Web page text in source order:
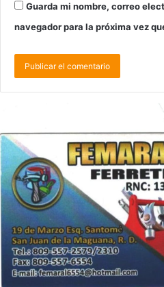
Guarda mi nombre, correo
navegador para la próxima vez